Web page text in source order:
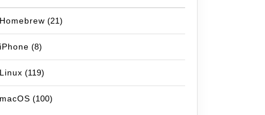
Homebrew (21)
iPhone (8)
Linux (119)
macOS (100)